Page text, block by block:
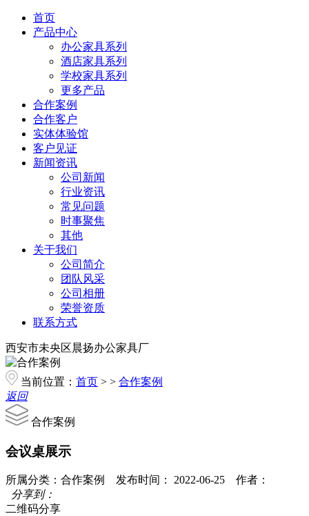
首页
产品中心
办公家具系列
酒店家具系列
学校家具系列
更多产品
合作案例
合作客户
实体体验馆
客户见证
新闻资讯
公司新闻
行业资讯
常见问题
时事聚焦
其他
关于我们
公司简介
团队风采
公司相册
荣誉资质
联系方式
西安市未央区晨扬办公家具厂
当前位置： 首页 > > 合作案例
返回
合作案例
会议桌展示
所属分类：合作案例 发布时间： 2022-06-25 作者：
分享到：
二维码分享